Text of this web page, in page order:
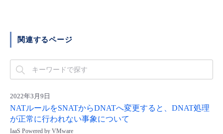
関連するページ
2022年3月9日
NATルールをSNATからDNATへ変更すると、DNAT処理
が正常に行われない事象について
IaaS Powered by VMware